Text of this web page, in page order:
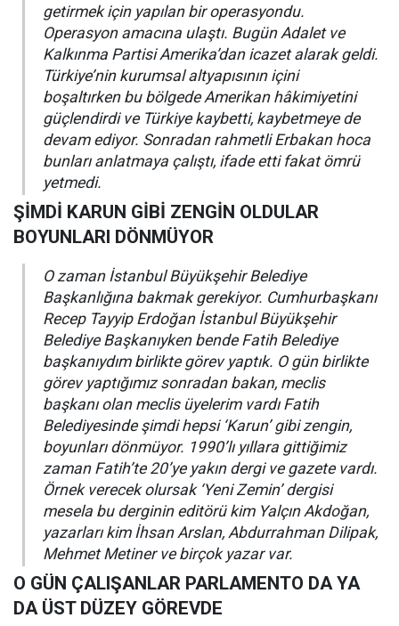
getirmek için yapılan bir operasyondu.
Operasyon amacına ulaştı. Bugün Adalet ve
Kalkınma Partisi Amerika’dan icazet alarak geldi.
Türkiye’nin kurumsal altyapısının içini
boşaltırken bu bölgede Amerikan hâkimiyetini
güçlendirdi ve Türkiye kaybetti, kaybetmeye de
devam ediyor. Sonradan rahmetli Erbakan hoca
bunları anlatmaya çalıştı, ifade etti fakat ömrü
yetmedi.
ŞİMDİ KARUN GİBİ ZENGİN OLDULAR
BOYUNLARI DÖNMÜYOR
O zaman İstanbul Büyükşehir Belediye
Başkanlığına bakmak gerekiyor. Cumhurbaşkanı
Recep Tayyip Erdoğan İstanbul Büyükşehir
Belediye Başkanıyken bende Fatih Belediye
başkanıydım birlikte görev yaptık. O gün birlikte
görev yaptığımız sonradan bakan, meclis
başkanı olan meclis üyelerim vardı Fatih
Belediyesinde şimdi hepsi ‘Karun’ gibi zengin,
boyunları dönmüyor. 1990’lı yıllara gittiğimiz
zaman Fatih’te 20’ye yakın dergi ve gazete vardı.
Örnek verecek olursak ‘Yeni Zemin’ dergisi
mesela bu derginin editörü kim Yalçın Akdoğan,
yazarları kim İhsan Arslan, Abdurrahman Dilipak,
Mehmet Metiner ve birçok yazar var.
O GÜN ÇALIŞANLAR PARLAMENTO DA YA
DA ÜST DÜZEY GÖREVDE